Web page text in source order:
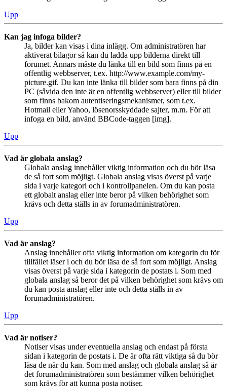
Upp
Kan jag infoga bilder?
Ja, bilder kan visas i dina inlägg. Om administratören har
aktiverat bilagor så kan du ladda upp bilderna direkt till
forumet. Annars måste du länka till en bild som finns på en
offentlig webbserver, t.ex. http://www.example.com/my-
picture.gif. Du kan inte länka till bilder som bara finns på din
PC (såvida den inte är en offentlig webbserver) eller till bilder
som finns bakom autentiseringsmekanismer, som t.ex.
Hotmail eller Yahoo, lösenorsskyddade sajter, m.m. För att
infoga en bild, använd BBCode-taggen [img].
Upp
Vad är globala anslag?
Globala anslag innehåller viktig information och du bör läsa
de så fort som möjligt. Globala anslag visas överst på varje
sida i varje kategori och i kontrollpanelen. Om du kan posta
ett globalt anslag eller inte beror på vilken behörighet som
krävs och detta ställs in av forumadministratören.
Upp
Vad är anslag?
Anslag innehåller ofta viktig information om kategorin du för
tillfället läser i och du bör läsa de så fort som möjligt. Anslag
visas överst på varje sida i kategorin de postats i. Som med
globala anslag så beror det på vilken behörighet som krävs om
du kan posta anslag eller inte och detta ställs in av
forumadministratören.
Upp
Vad är notiser?
Notiser visas under eventuella anslag och endast på första
sidan i kategorin de postats i. De är ofta rätt viktiga så du bör
läsa de när du kan. Som med anslag och globala anslag så är
det forumadministratören som bestämmer vilken behörighet
som krävs för att kunna posta notiser.